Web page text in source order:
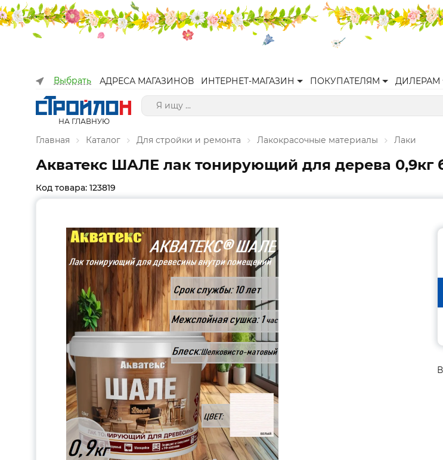
Выбрать АДРЕСА МАГАЗИНОВ ИНТЕРНЕТ-МАГАЗИН ПОКУПАТЕЛЯМ ДИЛЕРАМ
НА ГЛАВНУЮ
Главная Каталог Для стройки и ремонта Лакокрасочные материалы Лаки
Акватекс ШАЛЕ лак тонирующий для дерева 0,9кг
Код товара: 123819